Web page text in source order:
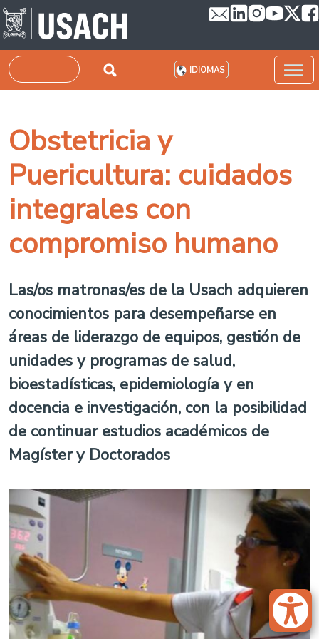
Pasar al contenido principal
Buscar IDIOMAS
Obstetricia y
Puericultura: cuidados
integrales con
compromiso humano
Las/os matronas/es de la Usach adquieren
conocimientos para desempeñarse en
áreas de liderazgo de equipos, gestión de
unidades y programas de salud,
bioestadísticas, epidemiología y en
docencia e investigación, con la posibilidad
de continuar estudios académicos de
Magíster y Doctorados